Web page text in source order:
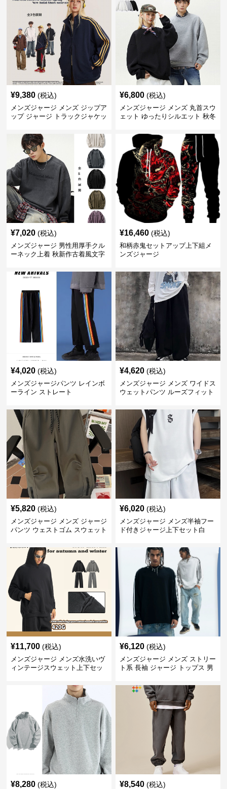
¥9,380 (税込)
メンズジャージ メンズ ジップア
ップ ジャージ トラックジャケッ
¥6,800 (税込)
メンズジャージ メンズ 丸首スウ
ェット ゆったりシルエット 秋冬
¥7,020 (税込)
メンズジャージ 男性用厚手クル
ーネック上着 秋新作古着風文字
¥16,460 (税込)
和柄赤鬼セットアップ上下組メ
ンズジャージ
¥4,020 (税込)
メンズジャージパンツ レインボ
ーライン ストレート
¥4,620 (税込)
メンズジャージ メンズ ワイドス
ウェットパンツ ルーズフィット
¥5,820 (税込)
メンズジャージ メンズ ジャージ
パンツ ウェストゴム スウェット
¥6,020 (税込)
メンズジャージ メンズ半袖フー
ド付きジャージ上下セット白
¥11,700 (税込)
メンズジャージ メンズ水洗いヴ
ィンテージスウェット上下セッ
¥6,120 (税込)
メンズジャージ メンズ ストリー
ト系 長袖 ジャージ トップス 男
¥8,280 (税込) ¥8,540 (税込)